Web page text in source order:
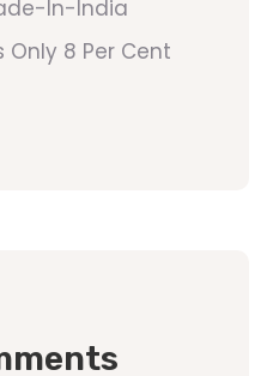
In-India
Only 8 Per Cent